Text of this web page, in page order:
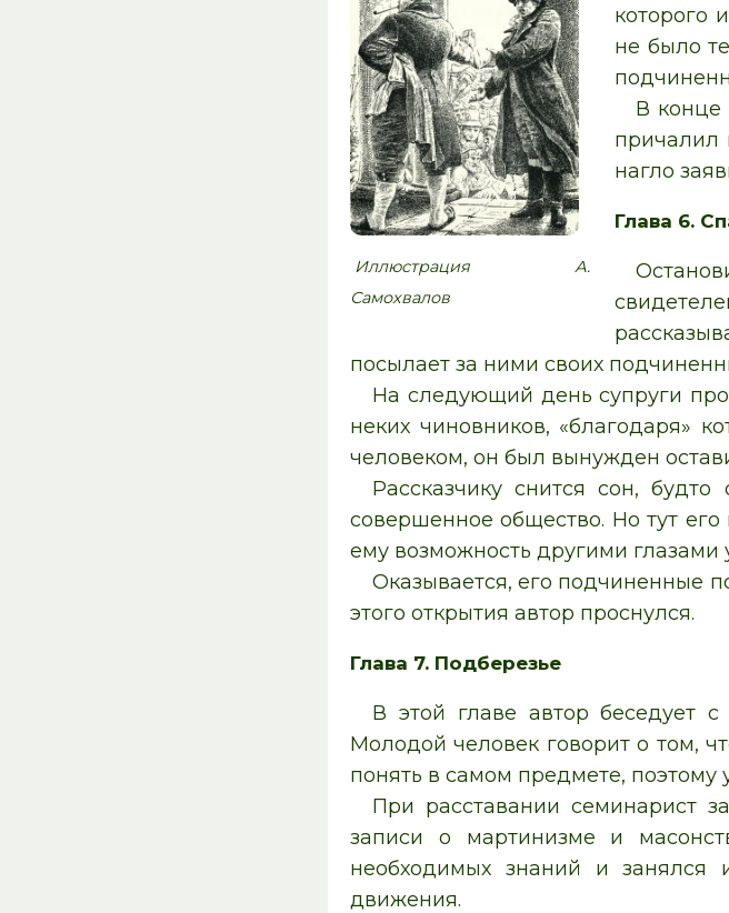
Иллюстрация А.
Самохвалов
которого
не было
В конце
причалил
нагло
Глава 6.
посылает за ними своих
На следующий день супруги
неких чиновников, «благодаря»
человеком, он был вынужден
Рассказчику снится сон,
совершенное общество. Но тут
ему возможность другими глазами
Оказывается, его подчиненные
этого открытия автор проснулся.
Глава 7. Подберезье
В этой главе автор беседует
Молодой человек говорит о том,
понять в самом предмете, поэтому
При расставании семинарист
записи о мартинизме и
необходимых знаний и занялся
движения.